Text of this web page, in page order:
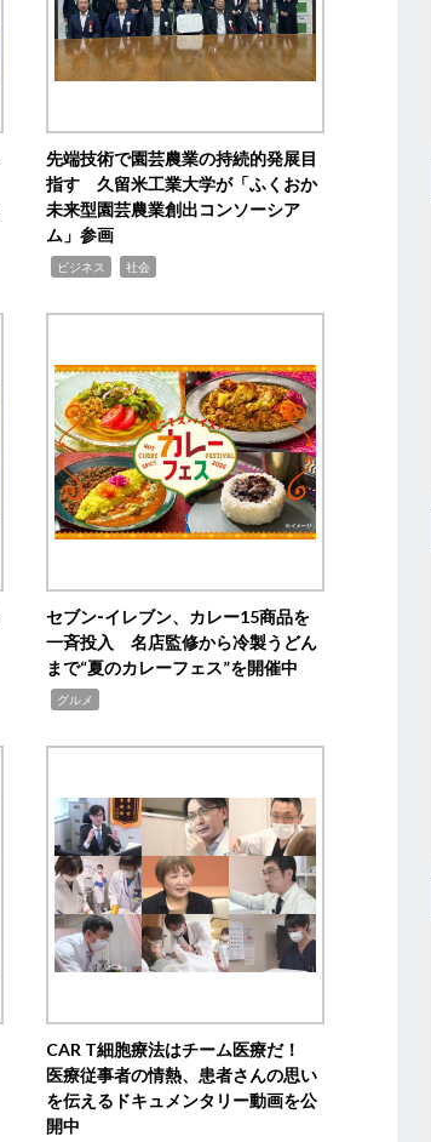
先端技術で園芸農業の持続的発展目
指す 久留米工業大学が「ふくおか
未来型園芸農業創出コンソーシア
ム」参画
ビジネス 社会
セブン‐イレブン、カレー15商品を
一斉投入 名店監修から冷製うどん
まで“夏のカレーフェス”を開催中
グルメ
CAR T細胞療法はチーム医療だ！
医療従事者の情熱、患者さんの思い
を伝えるドキュメンタリー動画を公
開中